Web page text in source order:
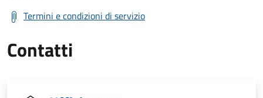
Termini e condizioni di servizio
Contatti